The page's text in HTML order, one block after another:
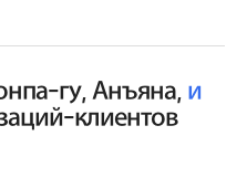
гу, Анъяна, и
клиентов